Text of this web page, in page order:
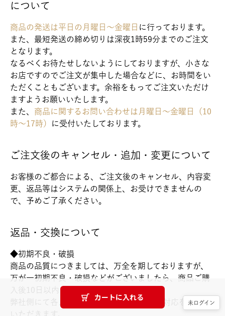
未ログイン
について
商品の発送は平日の月曜日～金曜日 に行っております。
また、最短発送の締め切りは深夜1時59分までのご注文
となります。
なるべくお待たせしないようにしておりますが、小さな
お店ですのでご注文が集中した場合などに、お時間をい
ただくこともございます。余裕をもってご注文いただけ
ますようお願いいたします。
また、 商品に関するお問い合わせは月曜日～金曜日（10
時～17時）
に受付いたしております。
ご注文後のキャンセル・追加・変更について
お客様のご都合による、ご注文後のキャンセル、内容変
更、返品等はシステムの関係上、お受けできませんの
で、予めご了承ください。
返品・交換について
◆初期不良・破損
商品の品質につきましては、万全を期しておりますが、
万が一初期不良・破損などがございましたら、商品ご購
入後10日以内にお知らせください。
弊社側にて各メーカーに確認した後、交換対応をさせて
いただきます。
カートに入れる